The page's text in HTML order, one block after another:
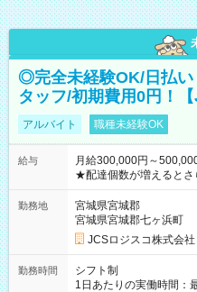
◎完全未経験OK/日払い
タッフ/初期費用0円！【
アルバイト 職種未経験OK
給与
月給300,000円～
★配達個数が増えるとさ
ど！ ・主要都市エリア 月収55万円／週5日稼働 月収65万~112
万円／週6日稼働 ・地方郊外エリア 月収40万円／週5日稼働 月
収40万円~50万円／週6日稼働 ＜モデルイメージ＞
円 (27歳男性/江東区在
(日休み) ■月収80万円(43歳男性/墨田区在住)※元営業 1日200個
勤務地
宮城県宮城郡
宮城県宮城郡七ヶ浜町
JCSロジスコ株式会社
勤務時間
シフト制
1日あたりの実働時間：